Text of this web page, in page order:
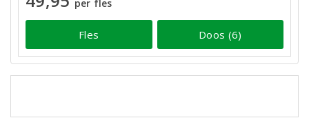
per fles
Fles Doos (6)